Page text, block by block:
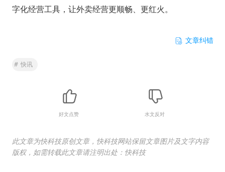
字化经营工具，让外卖经营更顺畅、更红火。
文章纠错
# 快讯
好文点赞 水文反对
此文章为快科技原创文章，快科技网站保留文章图片及文字内容
版权，如需转载此文章请注明出处：快科技